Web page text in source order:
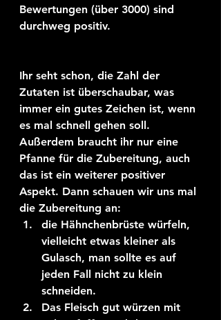
Bewertungen (über 3000) sind
durchweg positiv.
Ihr seht schon, die Zahl der
Zutaten ist überschaubar, was
immer ein gutes Zeichen ist, wenn
es mal schnell gehen soll.
Außerdem braucht ihr nur eine
Pfanne für die Zubereitung, auch
das ist ein weiterer positiver
Aspekt. Dann schauen wir uns mal
die Zubereitung an:
die Hähnchenbrüste würfeln,
vielleicht etwas kleiner als
Gulasch, man sollte es auf
jeden Fall nicht zu klein
schneiden.
Das Fleisch gut würzen mit